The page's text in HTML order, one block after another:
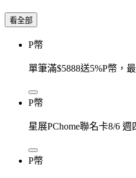
看全部
P幣
單筆滿$5888送5%P幣，
P幣
星展PChome聯名卡8/6
P幣